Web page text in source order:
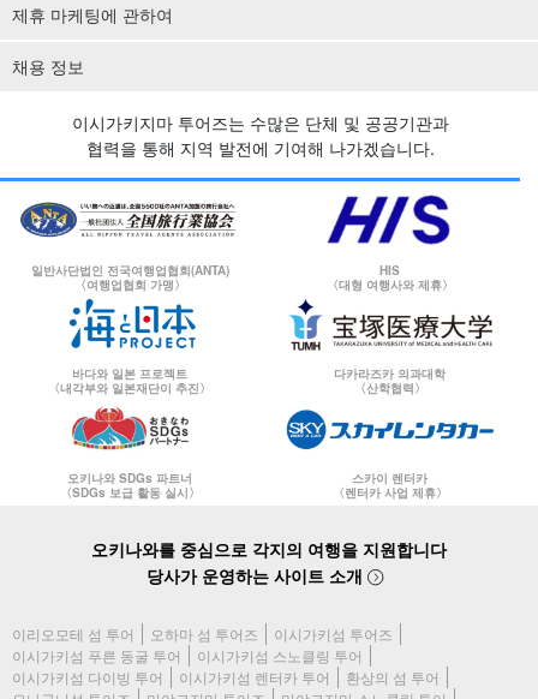
제휴 마케팅에 관하여
채용 정보
이시가키지마 투어즈는 수많은 단체 및 공공기관과
협력을 통해 지역 발전에 기여해 나가겠습니다.
일반사단법인 전국여행업협회(ANTA)
〈여행업협회 가맹〉
HIS
〈대형 여행사와 제휴〉
바다와 일본 프로젝트
〈내각부와 일본재단이 추진〉
다카라즈카 의과대학
〈산학협력〉
오키나와 SDGs 파트너
〈SDGs 보급 활동 실시〉
스카이 렌터카
〈렌터카 사업 제휴〉
오키나와를 중심으로 각지의 여행을 지원합니다
당사가 운영하는 사이트 소개
이리오모테 섬 투어 오하마 섬 투어즈
이시가키섬 투어즈
이시가키섬 푸른 동굴 투어
이시가키섬 스노클링 투어
이시가키섬 다이빙 투어
이시가키섬 렌터카 투어
환상의 섬 투어